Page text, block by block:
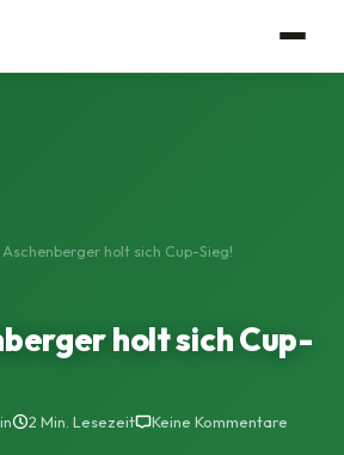
Platzbuchung
Aschenberger holt sich Cup-Sieg!
holt sich Cup-
2 Min. Lesezeit Keine Kommentare